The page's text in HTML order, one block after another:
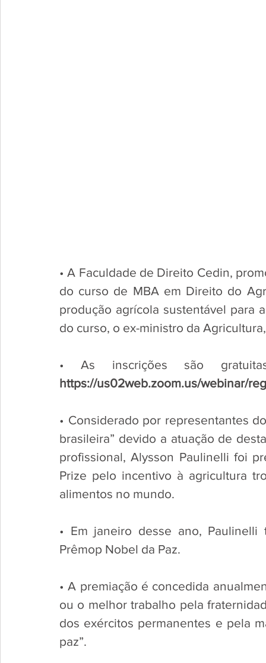
• A Faculdade de Direito Cedin,
do curso de MBA em Direito do
produção agrícola sustentável para
do curso, o ex-ministro da
https://us02web.zoom.us/webinar/
• Considerado por representantes
brasileira” devido a atuação de
profissional, Alysson Paulinelli foi
Prize pelo incentivo à agricultura
alimentos no mundo.
• Em janeiro desse ano,
Prêmop Nobel da Paz.
• A premiação é concedida
ou o melhor trabalho pela
dos exércitos permanentes e pela
paz”.